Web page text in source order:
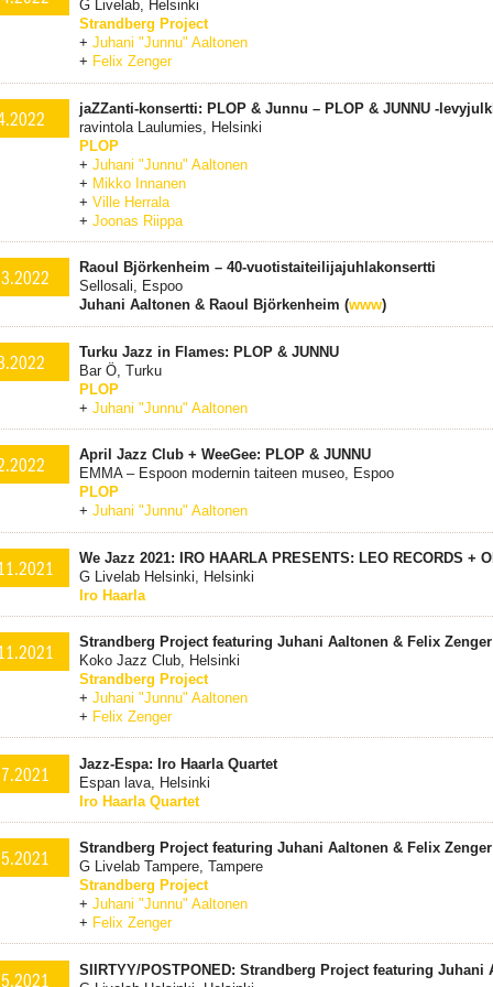
G Livelab, Helsinki
Strandberg Project
+ Juhani "Junnu" Aaltonen
+ Felix Zenger
jaZZanti-konsertti: PLOP & Junnu – PLOP & JUNNU -
ravintola Laulumies, Helsinki
PLOP
+ Juhani "Junnu" Aaltonen
+ Mikko Innanen
+ Ville Herrala
+ Joonas Riippa
Raoul Björkenheim – 40-vuotistaiteilijajuhlakonsertti
Sellosali, Espoo
Juhani Aaltonen & Raoul Björkenheim (www)
Turku Jazz in Flames: PLOP & JUNNU
Bar Ö, Turku
PLOP
+ Juhani "Junnu" Aaltonen
April Jazz Club + WeeGee: PLOP & JUNNU
EMMA – Espoon modernin taiteen museo, Espoo
PLOP
+ Juhani "Junnu" Aaltonen
We Jazz 2021: IRO HAARLA PRESENTS: LEO RECORDS +
G Livelab Helsinki, Helsinki
Iro Haarla
Strandberg Project featuring Juhani Aaltonen & Felix Zenger
Koko Jazz Club, Helsinki
Strandberg Project
+ Juhani "Junnu" Aaltonen
+ Felix Zenger
Jazz-Espa: Iro Haarla Quartet
Espan lava, Helsinki
Iro Haarla Quartet
Strandberg Project featuring Juhani Aaltonen & Felix Zenger
G Livelab Tampere, Tampere
Strandberg Project
+ Juhani "Junnu" Aaltonen
+ Felix Zenger
SIIRTYY/POSTPONED: Strandberg Project featuring Juhani